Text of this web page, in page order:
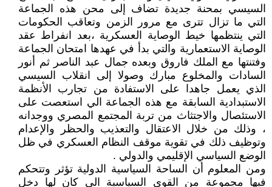
السيسي بمحنة جديدة تضاف إلى محن هذه الجماعة
التي ما تزال تترى مع مرور الزمن وتعاقب الحكومات
التي ينتظمها خيط الوصاية العسكرية ،بعد انفراط عقد
الوصاية الاستعمارية والتي بدأ في عهدها امتحان الجماعة
وفتنتها مع الملك فاروق وبعده جمال عبد الناصر ثم أنور
السادات والمخلوع مبارك وصولا إلى انقلاب السيسي
الذي يعمل جاهدا على الاستفادة من تجارب الأنظمة
الاستبدادية السابقة مع هذه الجماعة الي استعصت على
الاستئصال والاجتثاث من تربة المجتمع المصري ووجدانه
، وذلك من خلال الاعتقال والتعذيب والحظر والإعدام
وتوظيف ذلك في تقوية موقف النظام العسكري في ظل
الوضع السياسي الإقليمي والدولي .
ومن المعلوم أن الساحة السياسية الدولية تؤثر وتتحكم
فيها مجموعة من القوى السياسية الي كان لها دخل